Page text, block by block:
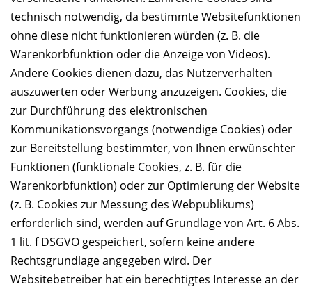
technisch notwendig, da bestimmte Websitefunktionen
ohne diese nicht funktionieren würden (z. B. die
Warenkorbfunktion oder die Anzeige von Videos).
Andere Cookies dienen dazu, das Nutzerverhalten
auszuwerten oder Werbung anzuzeigen. Cookies, die
zur Durchführung des elektronischen
Kommunikationsvorgangs (notwendige Cookies) oder
zur Bereitstellung bestimmter, von Ihnen erwünschter
Funktionen (funktionale Cookies, z. B. für die
Warenkorbfunktion) oder zur Optimierung der Website
(z. B. Cookies zur Messung des Webpublikums)
erforderlich sind, werden auf Grundlage von Art. 6 Abs.
1 lit. f DSGVO gespeichert, sofern keine andere
Rechtsgrundlage angegeben wird. Der
Websitebetreiber hat ein berechtigtes Interesse an der